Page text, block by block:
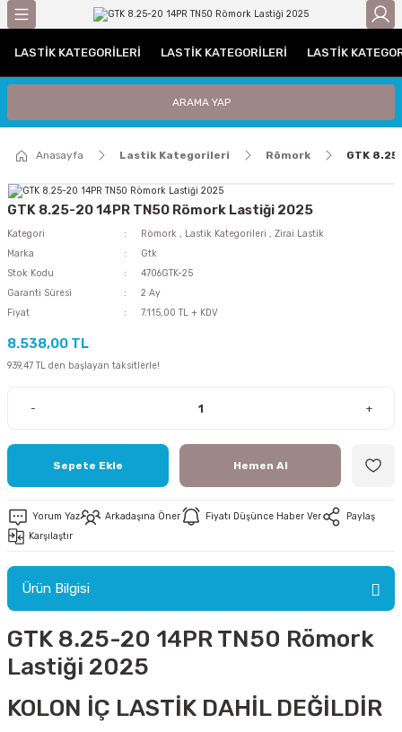
/ C Grubu Traktör Ön Lastikleri
LASTIK KATEGORILERI LASTIK KATEGORILERI LASTIK
ARAMA YAP
Anasayfa Lastik Kategorileri Römork GTK
GTK 8.25-20 14PR TN50 Römork Lastiği 2025
Kategori Römork , Lastik Kategorileri , Zirai Lastik
Marka
Gtk
Stok Kodu
4706GTK-25
Garanti Süresi
2 Ay
Fiyat
7.115,00 TL + KDV
8.538,00 TL
939,47 TL den başlayan taksitlerle!
- +
Sepete Ekle Hemen Al
Yorum Yaz Arkadaşına Öner Fiyatı Düşünce Haber Ver
Paylaş
Karşılaştır
Ürün Bilgisi
GTK 8.25-20 14PR TN50 Römork
Lastiği 2025
KOLON İÇ LASTİK DAHİL DEĞİLDİR